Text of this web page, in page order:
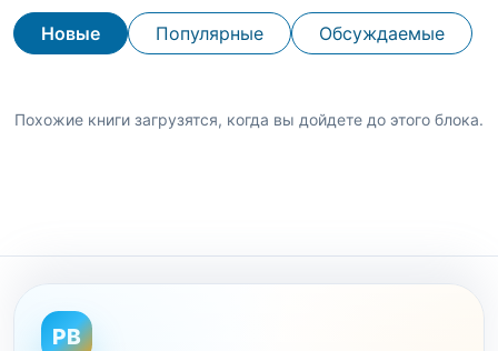
Новые Популярные Обсуждаемые
Похожие книги загрузятся, когда вы дойдете до этого блока.
PB